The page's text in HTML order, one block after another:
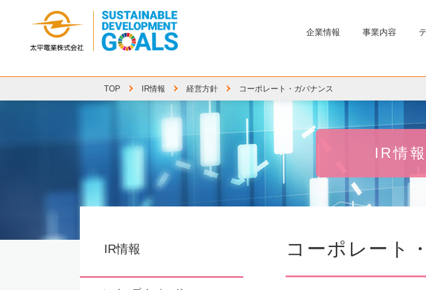
企業情報 事業内容
TOP IR情報 経営方針 コーポレート・ガバナンス
IR情報
コーポレート
IR情報